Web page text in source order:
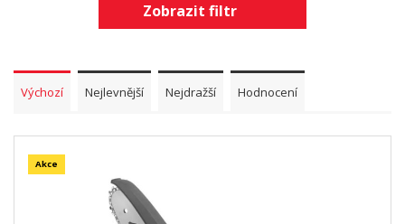
Zobrazit filtr
Výchozí Nejlevnější Nejdražší Hodnocení
Akce